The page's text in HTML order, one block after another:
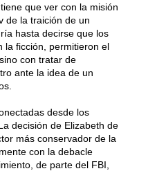
que ver con la misión
de la traición de un
hasta decirse que los
la ficción, permitieron el
con tratar de
ante la idea de un
desde los
decisión de Elizabeth de
más conservador de la
con la debacle
de parte del FBI,